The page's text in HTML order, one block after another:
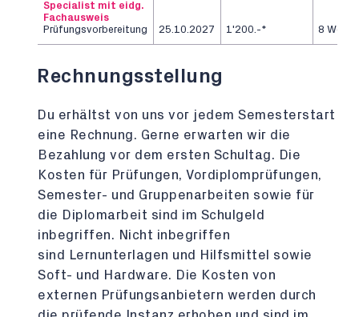
Specialist mit eidg.
Fachausweis
Prüfungsvorbereitung
25.10.2027 1'200.-* 8
Rechnungsstellung
Du erhältst von uns vor jedem Semesterstart
eine Rechnung. Gerne erwarten wir die
Bezahlung vor dem ersten Schultag. Die
Kosten für Prüfungen, Vordiplomprüfungen,
Semester- und Gruppenarbeiten sowie für
die Diplomarbeit sind im Schulgeld
inbegriffen. Nicht inbegriffen
sind Lernunterlagen und Hilfsmittel sowie
Soft- und Hardware. Die Kosten von
externen Prüfungsanbietern werden durch